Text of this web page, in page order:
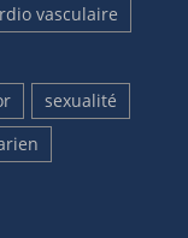
vasculaire
sexualité